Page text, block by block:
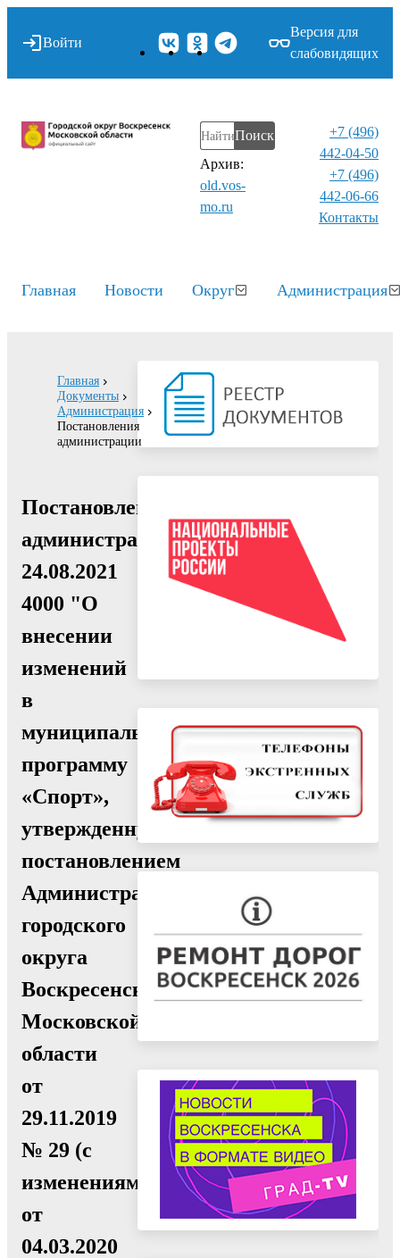
Войти
Версия для
слабовидящих
Поиск
Архив:
old.vos-
mo.ru
+7 (496)
442-04-50
+7 (496)
442-06-66
Контакты⁠
Главная Новости Округ Администрация
Главная
Документы
Администрация
Постановления
администрации
Постановление
администрации
24.08.2021
4000 "О
внесении
изменений
в
муниципальную
программу
«Спорт»,
утвержденную
постановлением
Администрации
городского
округа
Воскресенск
Московской
области
от
29.11.2019
№ 29 (с
изменениями
от
04.03.2020